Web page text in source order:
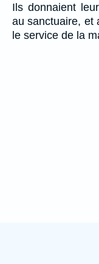
Ils donnaient
au sanctuaire, et
le service de la